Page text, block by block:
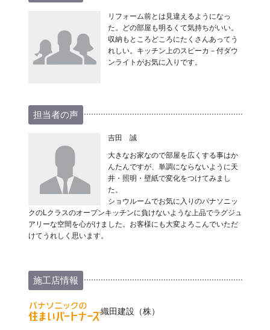
リフォーム前とは見違えるようになっ
た。どの部屋も明るくて気持ちがいい。
収納もところどころにたくさんあってう
れしい。キッチン上のスピーカ－付ダウ
ンライトがお気に入りです。
担当者の声
吉田 誠
大きなお家なので部屋を広くする事はか
んたんですが、単調にならないように天
井・照明・壁紙で変化をつけてみまし
た。
ショウルームでお気に入りのパナソニッ
クのLクラスのオープンキッチンに負けないような上品でラグジュ
アリーな空間を心がけました。お客様にも大変よろこんでいただ
けてうれしく思います。
施工店情報
織田建設（株）